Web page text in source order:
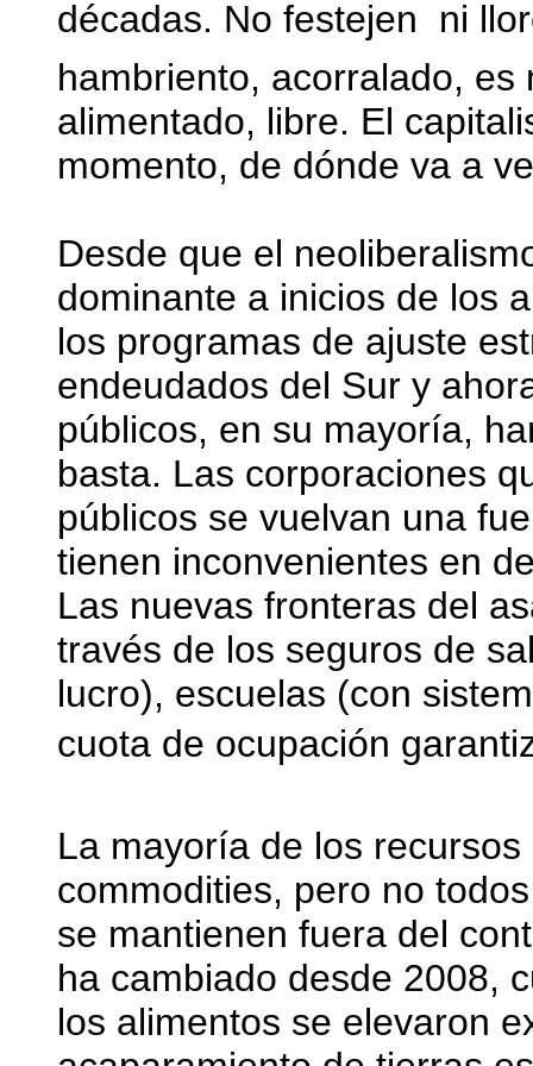
décadas. No festejen  ni
hambriento, acorralado,
alimentado, libre. El
momento, de dónde va a
Desde que el
dominante a inicios de los
los programas de ajuste
endeudados del Sur y
públicos, en su mayoría,
basta. Las corporaciones
públicos se vuelvan una
tienen inconvenientes en
Las nuevas fronteras del
través de los seguros de
lucro), escuelas (con
cuota de ocupación
La mayoría de los
commodities, pero no
se mantienen fuera del
ha cambiado desde 2008,
los alimentos se elevaron